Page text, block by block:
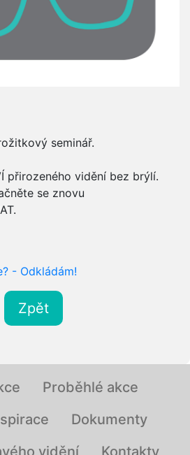
seminář.
přirozeného vidění bez brýlí.
se znovu
- Odkládám!
Zpět
Proběhlé akce
Dokumenty